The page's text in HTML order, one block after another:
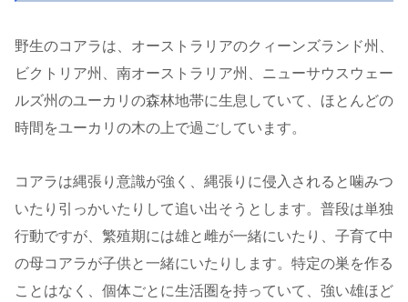
野生のコアラは、オーストラリアのクィーンズランド州、
ビクトリア州、南オーストラリア州、ニューサウスウェー
ルズ州のユーカリの森林地帯に生息していて、ほとんどの
時間をユーカリの木の上で過ごしています。
コアラは縄張り意識が強く、縄張りに侵入されると噛みつ
いたり引っかいたりして追い出そうとします。普段は単独
行動ですが、繁殖期には雄と雌が一緒にいたり、子育て中
の母コアラが子供と一緒にいたりします。特定の巣を作る
ことはなく、個体ごとに生活圏を持っていて、強い雄ほど